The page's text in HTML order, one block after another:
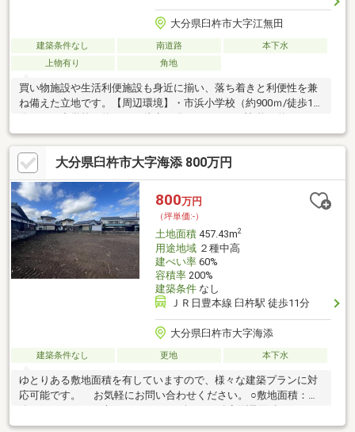
大分県臼杵市大字江無田
建築条件なし 南道路
本下水
上物有り
角地
買い物施設や生活利便施設も身近に揃い、落ち着きと利便性を兼
ね備えた立地です。【周辺環境】・市浜小学校（約900ｍ/徒歩12
分）・西中学校（約850ｍ/徒歩11分）・サンリブ臼杵（約750ｍ/
徒歩10分）・セブンイレブン 臼杵江無田店（約1000ｍ/徒歩13
分）
大分県臼杵市大字海添 800万円
800万円
（坪単価:-）
土地面積457.43m2
用途地域２種中高
建ぺい率60%
容積率200%
建築条件なし
ＪＲ日豊本線 臼杵駅 徒歩11分
大分県臼杵市大字海添
建築条件なし 更地 本下水
ゆとりある敷地面積を有していますので、様々な建築プランに対
応可能です。 お気軽にお問い合わせください。 ○敷地面積：公
平米